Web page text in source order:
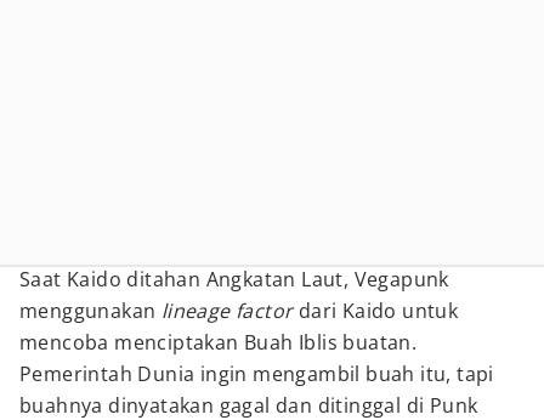
Saat Kaido ditahan Angkatan Laut, Vegapunk
menggunakan lineage factordari Kaido untuk
mencoba menciptakan Buah Iblis buatan.
Pemerintah Dunia ingin mengambil buah itu, tapi
buahnya dinyatakan gagal dan ditinggal di Punk